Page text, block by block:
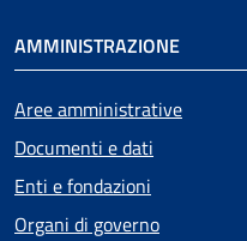
AMMINISTRAZIONE
Aree amministrative
Documenti e dati
Enti e fondazioni
Organi di governo